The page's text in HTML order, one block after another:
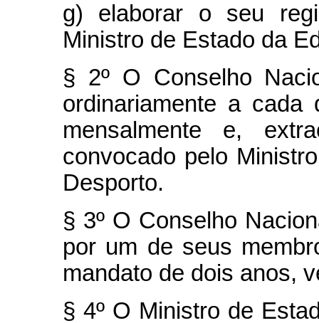
g) elaborar o seu
Ministro de Estado da
§ 2º O Conselho
ordinariamente a
mensalmente e,
convocado pelo
Desporto.
§ 3º O Conselho
por um de seus
mandato de dois anos,
§ 4º O Ministro de